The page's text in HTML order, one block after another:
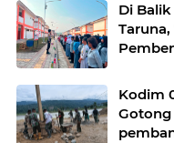
Di
Kodim